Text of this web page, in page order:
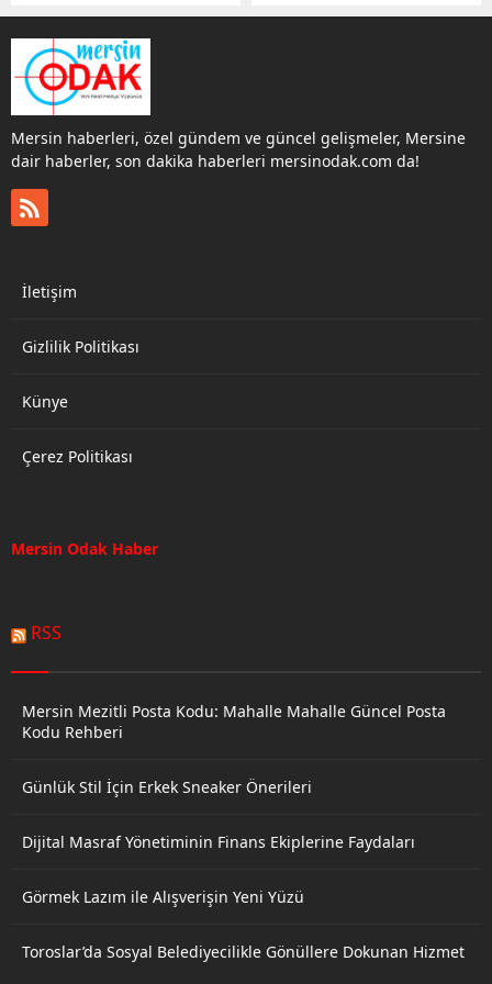
Demokrasi Partisi (DEM
Parti), ön seçim yaparak
belediye eş başkan
adaylarını belirliyor.
büyük bir farkla
kazanacağız” dedi. Yeşiller
Mersin haberleri, özel gündem ve güncel gelişmeler, Mersine
dair haberler, son dakika haberleri mersinodak.com da!
İletişim
Gizlilik Politikası
Künye
Çerez Politikası
Mersin Odak Haber
RSS
Mersin Mezitli Posta Kodu: Mahalle Mahalle Güncel Posta
Kodu Rehberi
Günlük Stil İçin Erkek Sneaker Önerileri
Dijital Masraf Yönetiminin Finans Ekiplerine Faydaları
Görmek Lazım ile Alışverişin Yeni Yüzü
Toroslar’da Sosyal Belediyecilikle Gönüllere Dokunan Hizmet